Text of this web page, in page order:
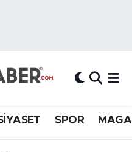
SPOR
ve Fikstür